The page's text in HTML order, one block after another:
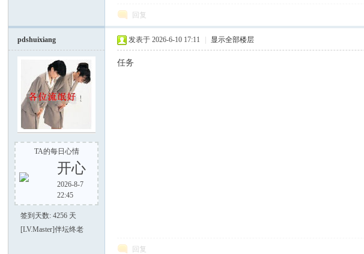
者
之
回复
pdshuixiang
TA的每日心情
开心
2026-8-7
22:45
签到天数: 4256 天
[LV.Master]伴坛终老
发表于 2026-6-10 17:11 显示全部楼层
任务
回复